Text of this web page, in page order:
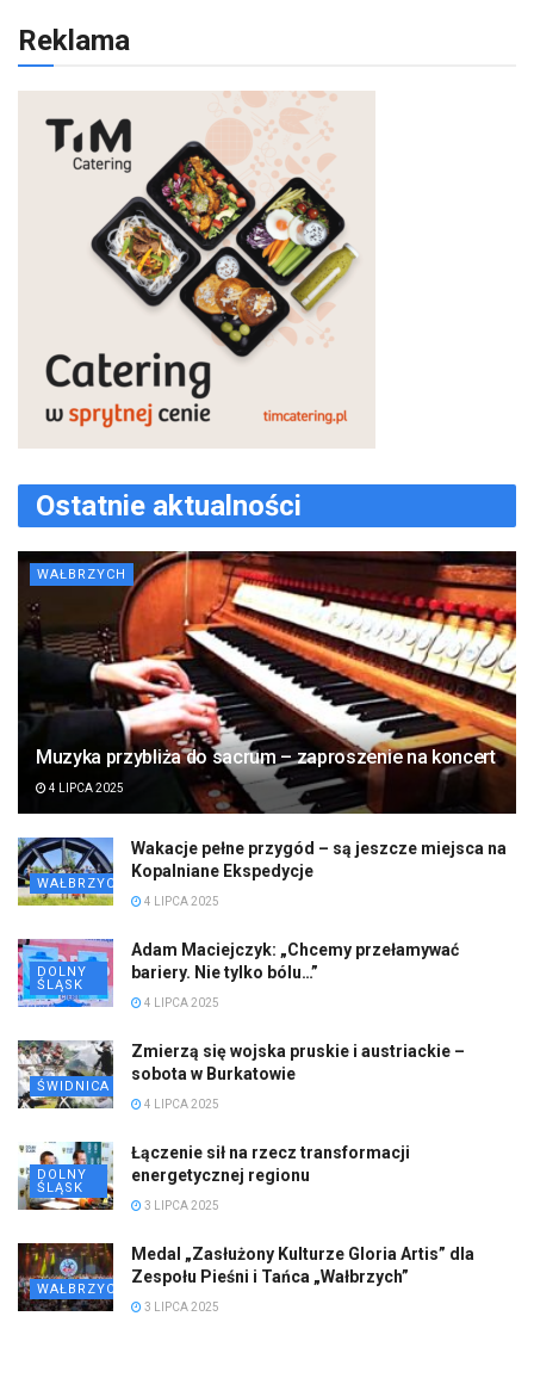
Reklama
Ostatnie aktualności
WAŁBRZYCH
Muzyka przybliża do sacrum – zaproszenie na koncert
4 LIPCA 2025
WAŁBRZYCH
Wakacje pełne przygód – są jeszcze miejsca na
Kopalniane Ekspedycje
4 LIPCA 2025
DOLNY
ŚLĄSK
Adam Maciejczyk: „Chcemy przełamywać
bariery. Nie tylko bólu…”
4 LIPCA 2025
ŚWIDNICA
Zmierzą się wojska pruskie i austriackie –
sobota w Burkatowie
4 LIPCA 2025
DOLNY
ŚLĄSK
Łączenie sił na rzecz transformacji
energetycznej regionu
3 LIPCA 2025
WAŁBRZYCH
Medal „Zasłużony Kulturze Gloria Artis” dla
Zespołu Pieśni i Tańca „Wałbrzych”
3 LIPCA 2025